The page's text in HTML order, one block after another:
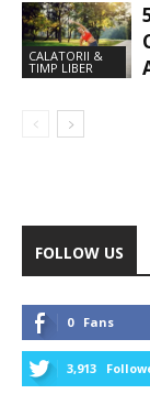
CALATORII &
TIMP LIBER
FOLLOW US
0 Fans
3,913